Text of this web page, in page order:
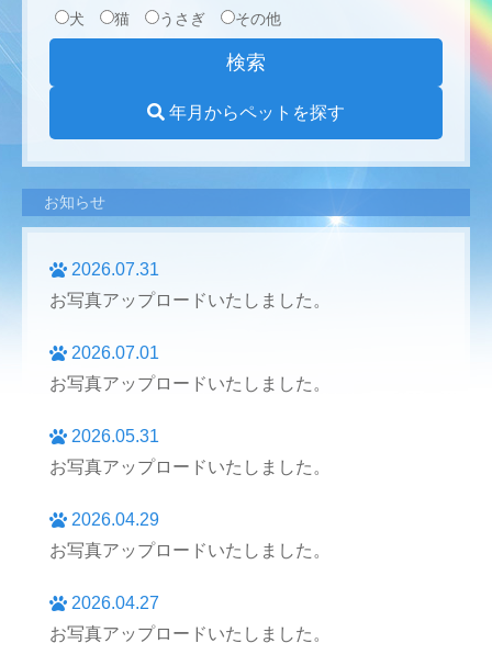
犬 猫 うさぎ その他
年月からペットを探す
お知らせ
2026.07.31
お写真アップロードいたしました。
2026.07.01
お写真アップロードいたしました。
2026.05.31
お写真アップロードいたしました。
2026.04.29
お写真アップロードいたしました。
2026.04.27
お写真アップロードいたしました。